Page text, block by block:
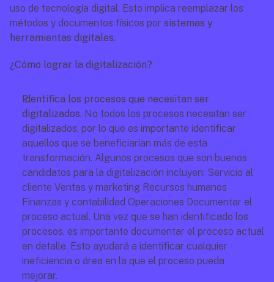
uso de tecnología digital. Esto implica reemplazar los
métodos y documentos físicos por sistemas y
herramientas digitales.
¿Cómo lograr la digitalización?
Identifica los procesos que necesitan ser
digitalizados. No todos los procesos necesitan ser
digitalizados, por lo que es importante identificar
aquellos que se beneficiarían más de esta
transformación. Algunos procesos que son buenos
candidatos para la digitalización incluyen: Servicio al
cliente Ventas y marketing Recursos humanos
Finanzas y contabilidad Operaciones Documentar el
proceso actual. Una vez que se han identificado los
procesos, es importante documentar el proceso actual
en detalle. Esto ayudará a identificar cualquier
ineficiencia o área en la que el proceso pueda
mejorar.